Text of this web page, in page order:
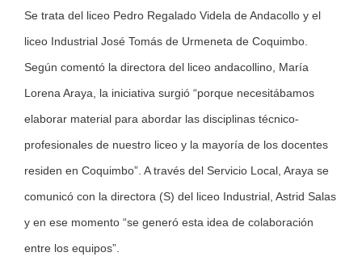
Se trata del liceo Pedro Regalado Videla de Andacollo y el
liceo Industrial José Tomás de Urmeneta de Coquimbo.
Según comentó la directora del liceo andacollino, María
Lorena Araya, la iniciativa surgió “porque necesitábamos
elaborar material para abordar las disciplinas técnico-
profesionales de nuestro liceo y la mayoría de los docentes
residen en Coquimbo”. A través del Servicio Local, Araya se
comunicó con la directora (S) del liceo Industrial, Astrid Salas
y en ese momento “se generó esta idea de colaboración
entre los equipos”.